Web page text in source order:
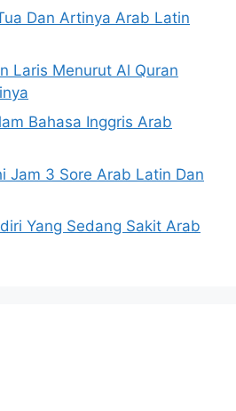
Dan Artinya Arab Latin
Laris Menurut Al Quran
Bahasa Inggris Arab
Jam 3 Sore Arab Latin Dan
Yang Sedang Sakit Arab